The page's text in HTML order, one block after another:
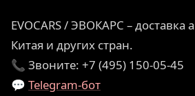
EVOCARS / ЭВОКАРС – доставка
Китая и других стран.
📞 Звоните: +7 (495) 150-05-45
💬 Telegram-бот